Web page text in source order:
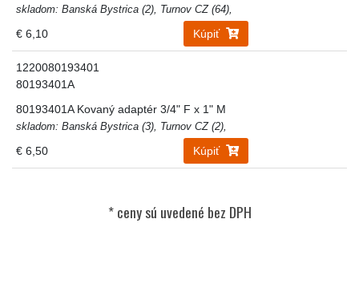
skladom: Banská Bystrica (2), Turnov CZ (64),
€ 6,10 Kúpiť
1220080193401
80193401A
80193401A Kovaný adaptér 3/4" F x 1" M
skladom: Banská Bystrica (3), Turnov CZ (2),
€ 6,50 Kúpiť